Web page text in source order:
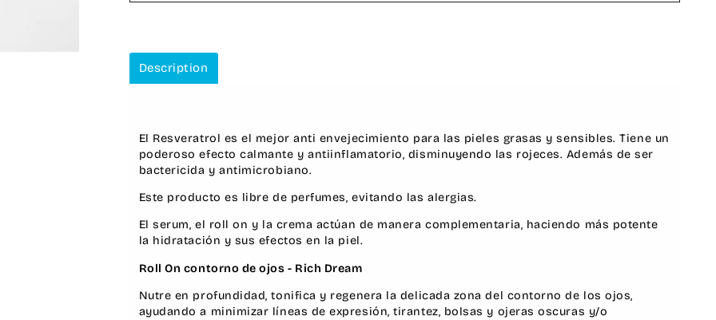
Description
El Resveratrol es el mejor anti envejecimiento para las pieles grasas y sensibles. Tiene un
poderoso efectocalmante yantiinflamatorio, disminuyendo las rojeces. Además de ser
bactericida y antimicrobiano.
Este producto es libre de perfumes, evitando las alergias.
El serum, el roll on y la crema actúan de manera complementaria, haciendo más potente
la hidratación y sus efectos en la piel.
Roll On contorno de ojos - Rich Dream
Nutre en profundidad, tonifica y regenera la delicada zona del contorno de los ojos,
ayudando a minimizar líneas de expresión, tirantez, bolsas y ojeras oscuras y/o